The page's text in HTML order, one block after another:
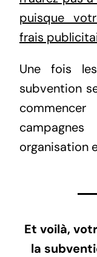
puisque
frais
Une fois
subvention
organisation
Et voilà,
la